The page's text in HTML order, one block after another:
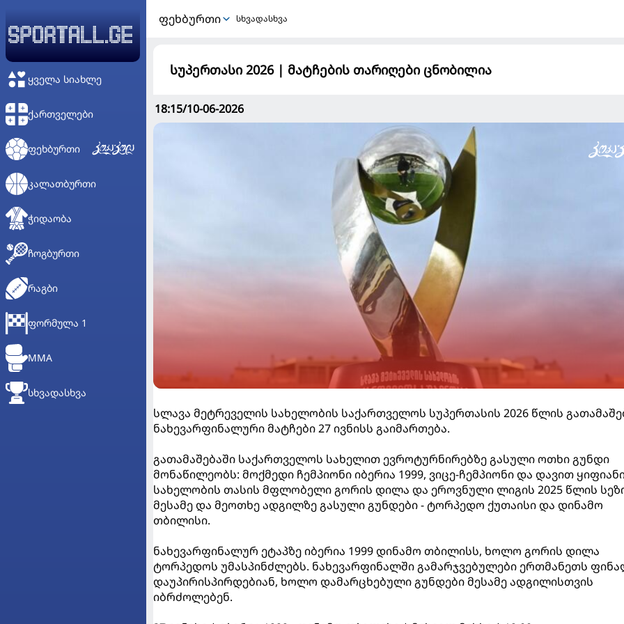
ᲧᲕᲔᲚᲐ ᲡᲘᲐᲮᲚᲔ
ᲥᲐᲠᲗᲕᲔᲚᲔᲑᲘ
ᲤᲔᲮᲑᲣᲠᲗᲘ
ᲙᲐᲚᲐᲗᲑᲣᲠᲗᲘ
ᲭᲘᲓᲐᲝᲑᲐ
ᲩᲝᲒᲑᲣᲠᲗᲘ
ᲠᲐᲒᲑᲘ
ᲤᲝᲠᲛᲣᲚᲐ 1
MMA
ᲡᲮᲕᲐᲓᲐᲡᲮᲕᲐ
ᲤᲔᲮᲑᲣᲠᲗᲘ სხვადასხვა
სუპერთასი 2026 | მატჩების თარიღები ცნობილია
18:15/10-06-2026
სლავა მეტრეველის სახელობის საქართველოს სუპერთასის 2026 წლის
ნახევარფინალური მატჩები 27 ივნისს გაიმართება.
გათამაშებაში საქართველოს სახელით ევროტურნირებზე გასული ოთხი გუნდი
მონაწილეობს: მოქმედი ჩემპიონი იბერია 1999, ვიცე-ჩემპიონი და დავით
სახელობის თასის მფლობელი გორის დილა და ეროვნული ლიგის 2025 წლის
მესამე და მეოთხე ადგილზე გასული გუნდები - ტორპედო ქუთაისი და დინამო
თბილისი.
ნახევარფინალურ ეტაპზე იბერია 1999 დინამო თბილისს, ხოლო გორის დილა
ტორპედოს უმასპინძლებს. ნახევარფინალში გამარჯვებულები ერთმანეთს
დაუპირისპირდებიან, ხოლო დამარცხებული გუნდები მესამე ადგილისთვის
იბრძოლებენ.